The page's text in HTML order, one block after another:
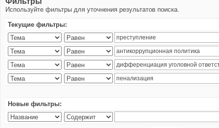
Используйте фильтры для уточнения результатов поиска.
Текущие фильтры:
Новые фильтры: